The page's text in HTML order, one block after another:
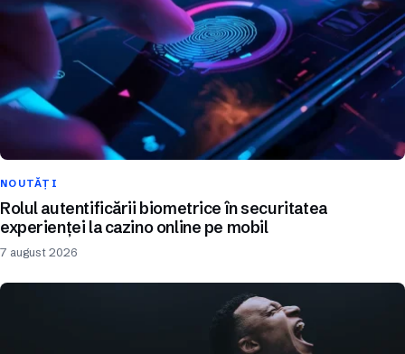
NOUTĂȚI
Rolul autentificării biometrice în securitatea
experienței la cazino online pe mobil
7 august 2026